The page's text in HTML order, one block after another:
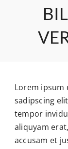
Lorem
sadipscing
tempor
aliquyam
accusam et